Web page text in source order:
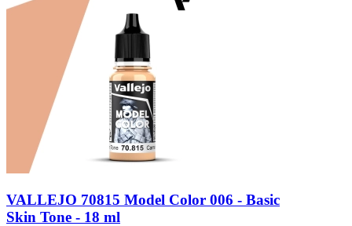
VALLEJO 70815 Model Color 006 - Basic
Skin Tone - 18 ml